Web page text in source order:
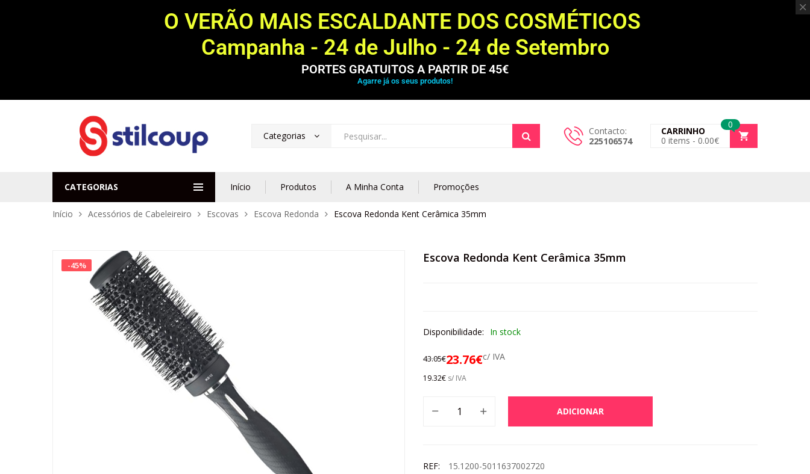
O VERÃO MAIS ESCALDANTE DOS COSMÉTICOS
Campanha - 24 de Julho - 24 de Setembro
PORTES GRATUITOS A PARTIR DE 45€
Agarre já os seus produtos!
Categorias
Contacto:
225106574
0
CARRINHO
0 items - 0.00€
CATEGORIAS Início Produtos A Minha Conta Promoções
Início Acessórios de Cabeleireiro Escovas Escova Redonda Escova Redonda Kent Cerâmica 35mm
-45%
Escova Redonda Kent Cerâmica 35mm
Disponibilidade: In stock
43.05€23.76€c/ IVA
19.32€ s/ IVA
ADICIONAR
REF:
15.1200-5011637002720